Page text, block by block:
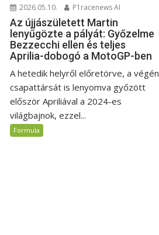
2026.05.10. P1racenews AI
Az újjászületett Martin
lenyűgözte a pályát: Győzelme
Bezzecchi ellen és teljes
Aprilia-dobogó a MotoGP-ben
A hetedik helyről előretörve, a végén
csapattársát is lenyomva győzött
először Apriliával a 2024-es
világbajnok, ezzel...
Formula